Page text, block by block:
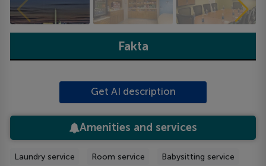
Fakta
Get AI description
Amenities and services
Laundry service Room service Babysitting service